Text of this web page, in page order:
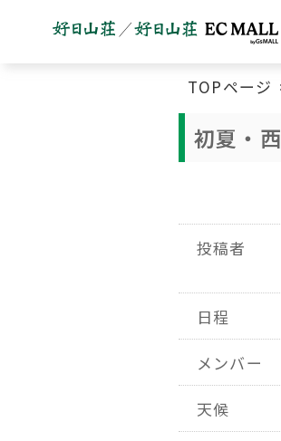
TOPページ
初夏・
投稿者
日程
メンバー
天候